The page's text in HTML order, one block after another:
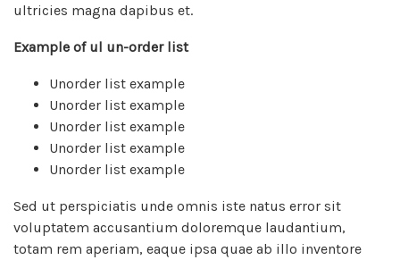
ultricies magna dapibus et.
Example of ul un-order list
Unorder list example
Unorder list example
Unorder list example
Unorder list example
Unorder list example
Sed ut perspiciatis unde omnis iste natus error sit
voluptatem accusantium doloremque laudantium,
totam rem aperiam, eaque ipsa quae ab illo inventore